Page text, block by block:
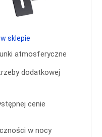
atmosferyczne
dodatkowej
cenie
w nocy
sklepie